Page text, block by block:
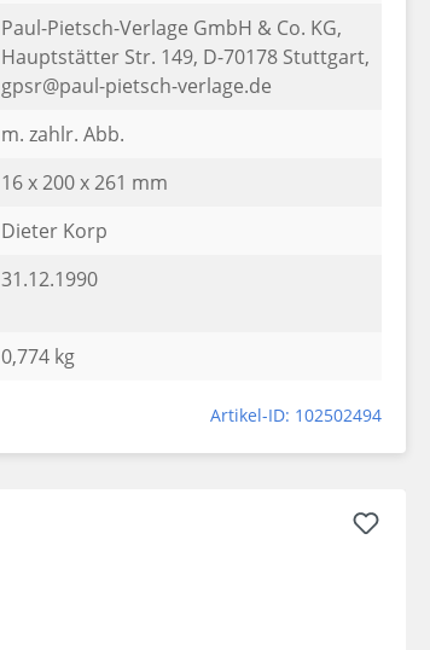
Paul-Pietsch-Verlage GmbH & Co. KG,
Hauptstätter Str. 149, D-70178 Stuttgart,
gpsr@paul-pietsch-verlage.de
m. zahlr. Abb.
16 x 200 x 261 mm
Dieter Korp
31.12.1990
0,774 kg
Artikel-ID: 102502494